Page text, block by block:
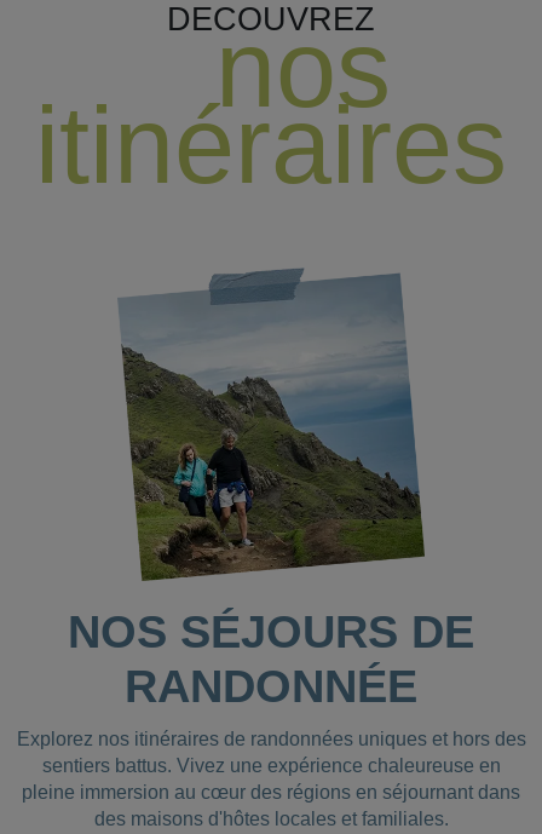
DECOUVREZ
nos
itinéraires
NOS SÉJOURS DE
RANDONNÉE
Explorez nos itinéraires de randonnées uniques et hors des
sentiers battus. Vivez une expérience chaleureuse en
pleine immersion au cœur des régions en séjournant dans
des maisons d'hôtes locales et familiales.